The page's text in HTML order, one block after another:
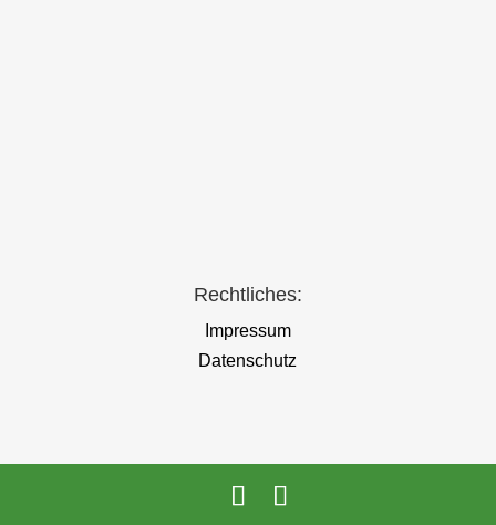
Rechtliches:
Impressum
Datenschutz